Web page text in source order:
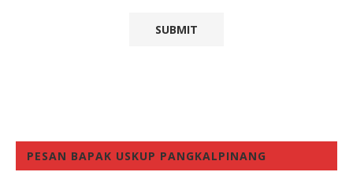
PESAN BAPAK USKUP PANGKALPINANG